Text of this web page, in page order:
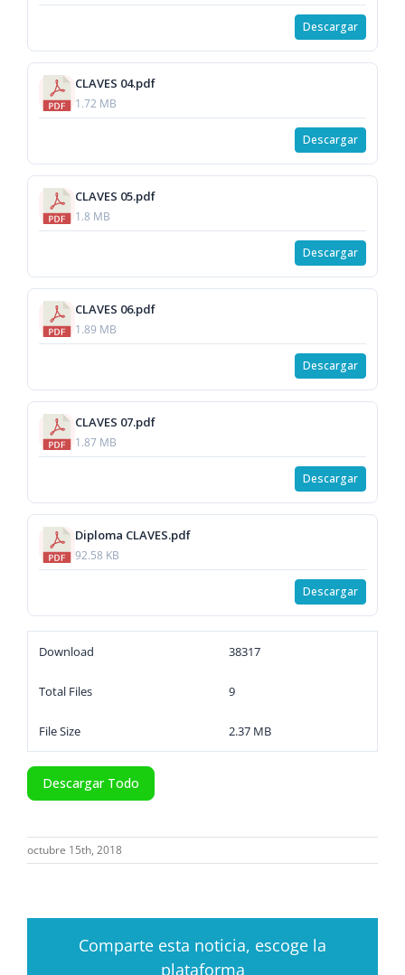
Descargar
CLAVES 04.pdf
1.72 MB
Descargar
CLAVES 05.pdf
1.8 MB
Descargar
CLAVES 06.pdf
1.89 MB
Descargar
CLAVES 07.pdf
1.87 MB
Descargar
Diploma CLAVES.pdf
92.58 KB
Descargar
Download 38317
Total Files 9
File Size 2.37 MB
Descargar Todo
octubre 15th, 2018
Comparte esta noticia, escoge la
plataforma